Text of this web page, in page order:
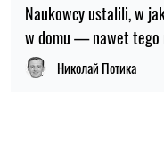
Naukowcy ustalili, w
w domu — nawet tego
Николай Потика